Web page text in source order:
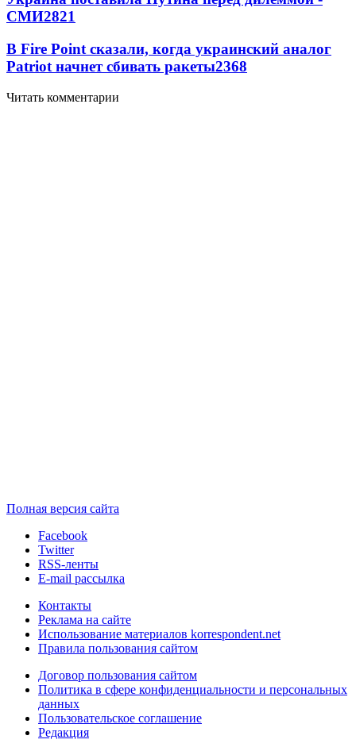
СМИ2821
В Fire Point сказали, когда украинский аналог
Patriot начнет сбивать ракеты2368
Читать комментарии
Полная версия сайта
Facebook
Twitter
RSS-ленты
E-mail рассылка
Контакты
Реклама на сайте
Использование материалов korrespondent.net
Правила пользования сайтом
Договор пользования сайтом
Политика в сфере конфиденциальности и персональных
данных
Пользовательское соглашение
Редакция